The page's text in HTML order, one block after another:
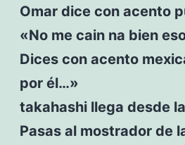
Omar dice con acento
«No me cain na bien
Dices con acento
por él…»
takahashi llega desde
Pasas al mostrador de